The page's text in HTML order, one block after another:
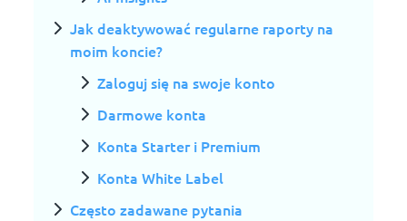
Jak deaktywować regularne raporty na
moim koncie?
Zaloguj się na swoje konto
Darmowe konta
Konta Starter i Premium
Konta White Label
Często zadawane pytania